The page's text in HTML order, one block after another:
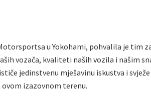
u Yokohami, pohvalila je tim
vozača, kvaliteti naših vozila i našim
jedinstvenu mješavinu iskustva i
izazovnom terenu.